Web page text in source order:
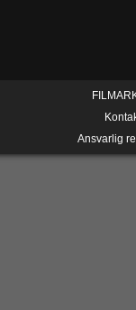
Ansvarlig